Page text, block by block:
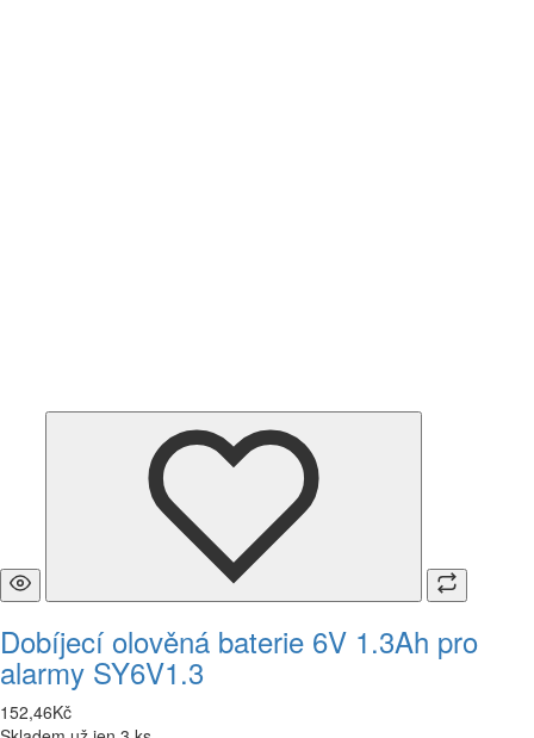
Dobíjecí olověná baterie 6V 1.3Ah pro
alarmy SY6V1.3
152,46Kč